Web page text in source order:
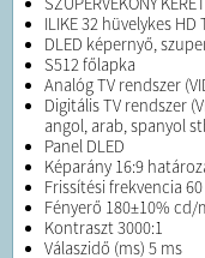
ILIKE 32 hüvelykes HD
DLED képernyő,
S512 főlapka
Analóg TV rendszer
Digitális TV rendszer
angol, arab, spanyol
Panel DLED
Képarány 16:9
Frissítési frekvencia 60
Fényerő 180±10% cd/
Kontraszt 3000:1
Válaszidő (ms) 5 ms